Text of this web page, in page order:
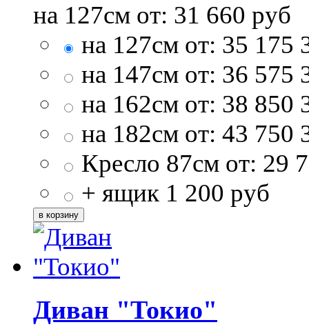
на 127см от: 31 660 руб
на 127см от: 35 175
на 147см от: 36 575
на 162см от: 38 850
на 182см от: 43 750
Кресло 87см от: 29
+ ящик 1 200 руб
Диван "Токио"